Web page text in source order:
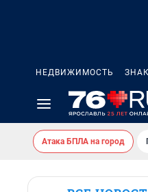
НЕДВИЖИМОСТЬ
Атака БПЛА на город